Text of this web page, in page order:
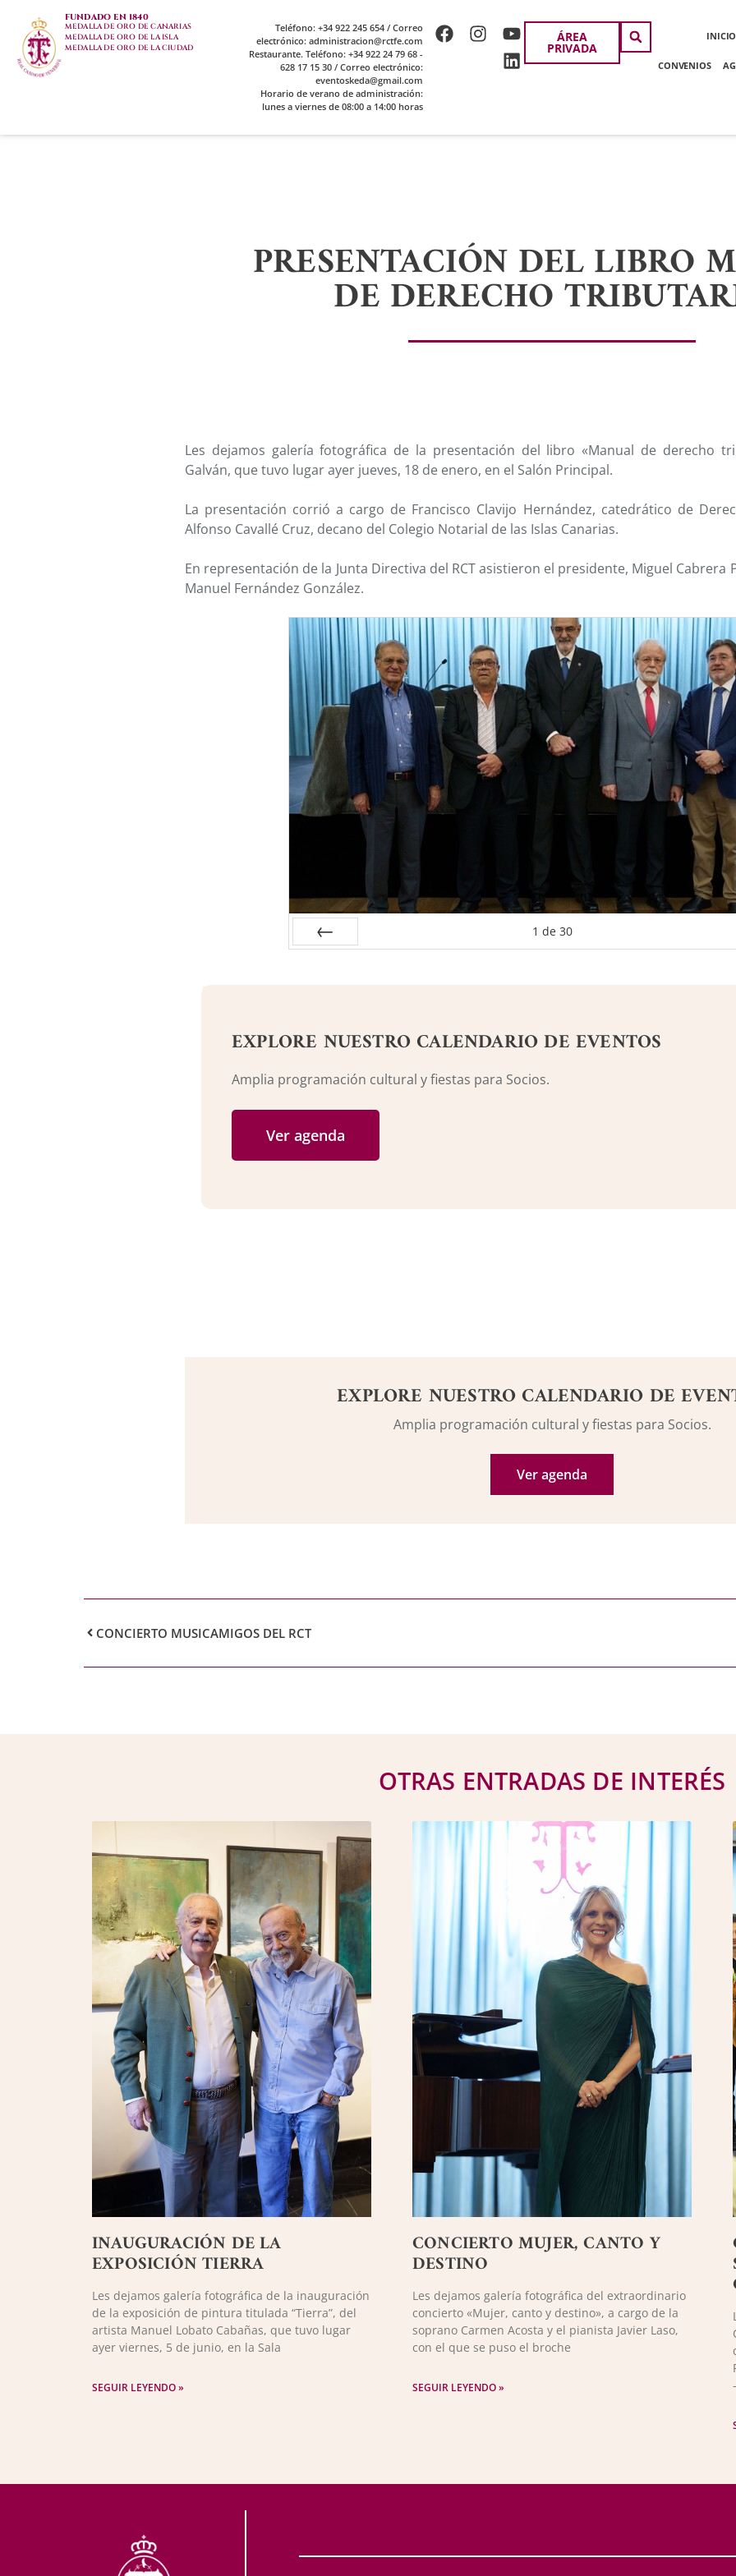
FUNDADO EN 1840
MEDALLA DE ORO DE CANARIAS
MEDALLA DE ORO DE LA ISLA
MEDALLA DE ORO DE LA CIUDAD
Teléfono: +34 922 245 654 / Correo
electrónico: administracion@rctfe.com
Restaurante. Teléfono: +34 922 24 79 68 -
628 17 15 30 / Correo electrónico:
eventoskeda@gmail.com
Horario de verano de administración:
lunes a viernes de 08:00 a 14:00 horas
ÁREA
PRIVADA
INICIO
CONVENIOS
PRESENTACIÓN DEL LIBRO
DE DERECHO
Les dejamos galería fotográfica de la presentación del libro «Manual de derecho
Galván, que tuvo lugar ayer jueves, 18 de enero, en el Salón Principal.
La presentación corrió a cargo de Francisco Clavijo Hernández, catedrático de
Alfonso Cavallé Cruz, decano del Colegio Notarial de las Islas Canarias.
En representación de la Junta Directiva del RCT asistieron el presidente, Miguel Cabrera
Manuel Fernández González.
1 de 30
EXPLORE NUESTRO CALENDARIO DE EVENTOS
Amplia programación cultural y fiestas para Socios.
Ver agenda
EXPLORE NUESTRO CALENDARIO DE
Amplia programación cultural y fiestas para Socios.
Ver agenda
CONCIERTO MUSICAMIGOS DEL RCT
OTRAS ENTRADAS DE INTERÉS
INAUGURACIÓN DE LA
EXPOSICIÓN TIERRA
Les dejamos galería fotográfica de la inauguración
de la exposición de pintura titulada “Tierra”, del
artista Manuel Lobato Cabañas, que tuvo lugar
ayer viernes, 5 de junio, en la Sala
SEGUIR LEYENDO »
CONCIERTO MUJER, CANTO Y
DESTINO
Les dejamos galería fotográfica del extraordinario
concierto «Mujer, canto y destino», a cargo de la
soprano Carmen Acosta y el pianista Javier Laso,
con el que se puso el broche
SEGUIR LEYENDO »